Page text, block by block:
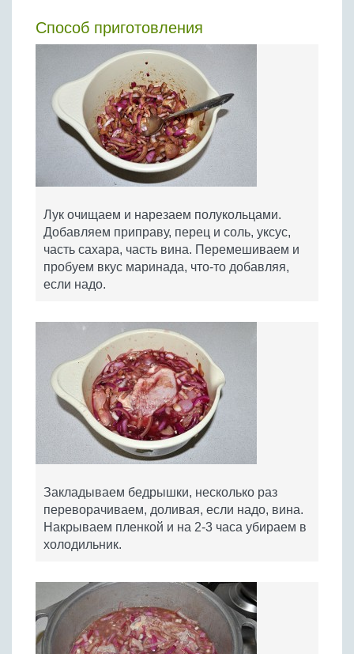
Способ приготовления
Лук очищаем и нарезаем полукольцами.
Добавляем приправу, перец и соль, уксус,
часть сахара, часть вина. Перемешиваем и
пробуем вкус маринада, что-то добавляя,
если надо.
Закладываем бедрышки, несколько раз
переворачиваем, доливая, если надо, вина.
Накрываем пленкой и на 2-3 часа убираем в
холодильник.